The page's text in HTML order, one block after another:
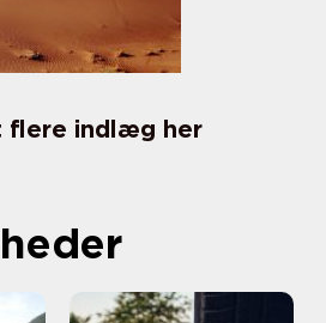
flere indlæg her